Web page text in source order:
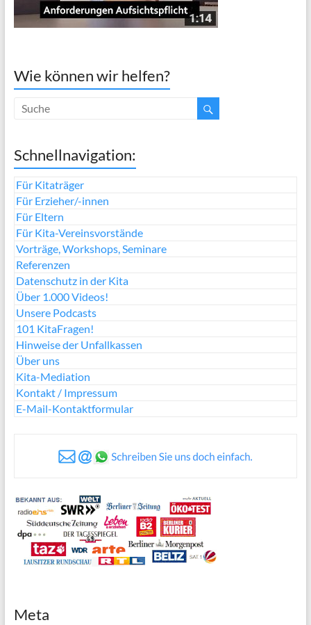
Wie können wir helfen?
Schnellnavigation:
Für Kitaträger
Für Erzieher/-innen
Für Eltern
Für Kita-Vereinsvorstände
Vorträge, Workshops, Seminare
Referenzen
Datenschutz in der Kita
Über 1.000 Videos!
Unsere Podcasts
101 KitaFragen!
Hinweise der Unfallkassen
Über uns
Kita-Mediation
Kontakt / Impressum
E-Mail-Kontaktformular
Meta